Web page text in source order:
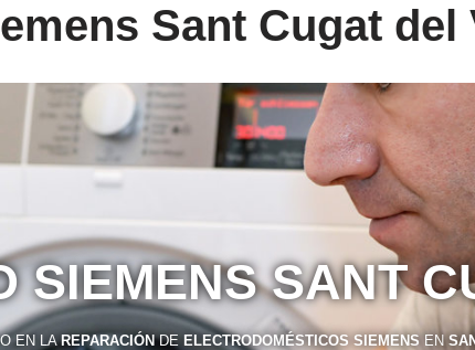
Sant Cugat del
SIEMENS SANT
EN LAREPARACIÓNDE ELECTRODOMÉSTICOS SIEMENS EN